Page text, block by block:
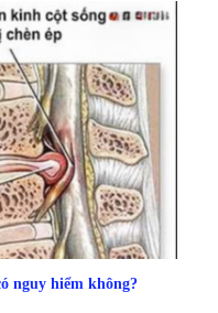
nguy hiểm không?